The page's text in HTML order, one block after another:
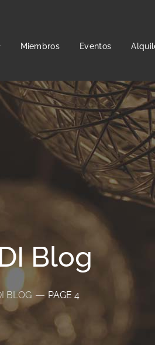
Miembros Eventos
Blog
BLOG PAGE 4